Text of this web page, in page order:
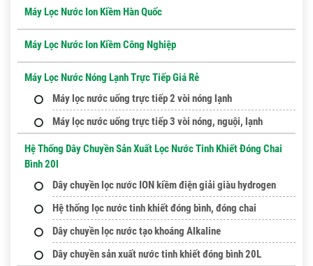
Máy Lọc Nước Ion Kiềm Hàn Quốc
Máy Lọc Nước Ion Kiềm Công Nghiệp
Máy Lọc Nước Nóng Lạnh Trực Tiếp Giá Rẻ
Máy lọc nước uống trực tiếp 2 vòi nóng lạnh
Máy lọc nước uống trực tiếp 3 vòi nóng, nguội, lạnh
Hệ Thống Dây Chuyền Sản Xuất Lọc Nước Tinh Khiết Đóng Chai
Bình 20l
Dây chuyền lọc nước ION kiềm điện giải giàu hydrogen
Hệ thống lọc nước tinh khiết đóng bình, đóng chai
Dây chuyền lọc nước tạo khoáng Alkaline
Dây chuyền sản xuất nước tinh khiết đóng bình 20L